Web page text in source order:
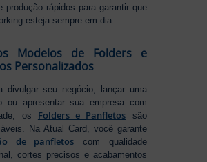
produção rápidos para garantir que
esteja sempre em dia.
Modelos de Folders e
Personalizados
divulgar seu negócio, lançar uma
ou apresentar sua empresa com
os Folders e Panfletos são
Na Atual Card, você garante
de panfletos com qualidade
cortes precisos e acabamentos